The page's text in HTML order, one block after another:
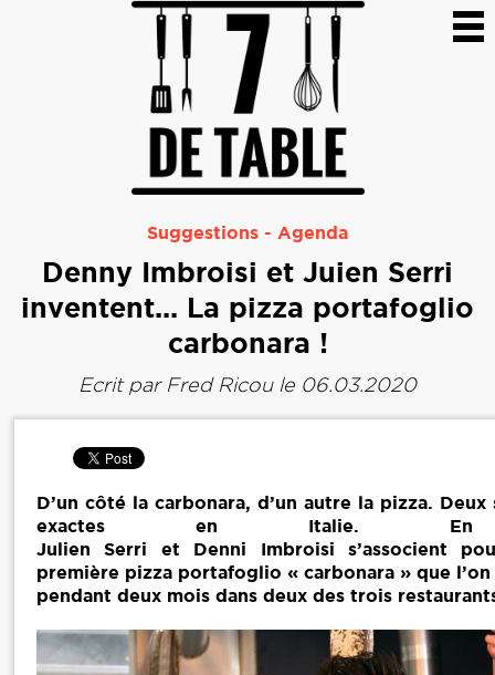
Suggestions - Agenda
Denny Imbroisi et Juien Serri
inventent... La pizza portafoglio
carbonara !
Ecrit par Fred Ricoule 06.03.2020
D’un côté la carbonara, d’un autre la pizza. Deux
exactes en Italie. En
Julien Serri et Denni Imbroisi s’associent
première pizza portafoglio « carbonara » que
pendant deux mois dans deux des trois